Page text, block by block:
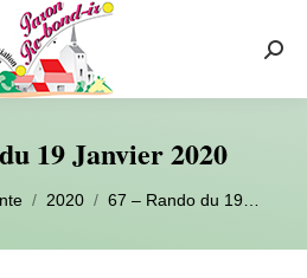
19 Janvier 2020
2020 67 – Rando du 19…